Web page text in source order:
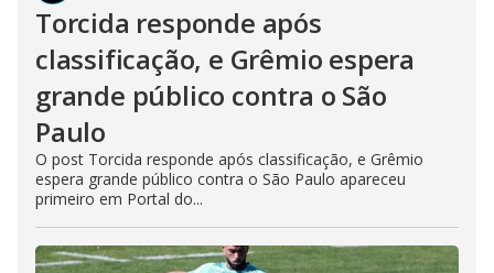
Torcida responde após
classificação, e Grêmio espera
grande público contra o São
Paulo
O post Torcida responde após classificação, e Grêmio
espera grande público contra o São Paulo apareceu
primeiro em Portal do...